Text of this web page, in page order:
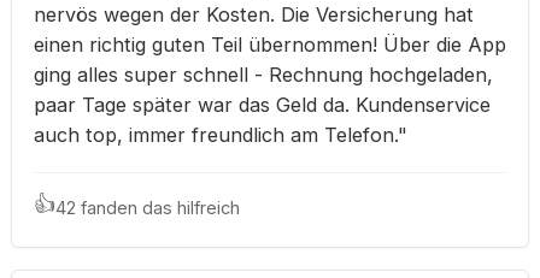
nervös wegen der Kosten. Die Versicherung hat
einen richtig guten Teil übernommen! Über die App
ging alles super schnell - Rechnung hochgeladen,
paar Tage später war das Geld da. Kundenservice
auch top, immer freundlich am Telefon."
👍42 fanden das hilfreich